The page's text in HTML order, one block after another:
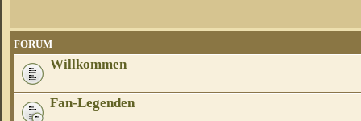
FORUM
Willkommen
Fan-Legenden